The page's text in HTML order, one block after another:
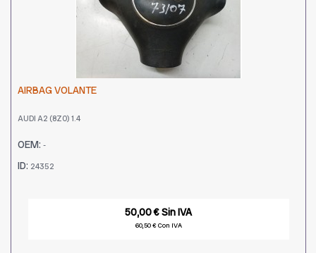
AIRBAG VOLANTE
AUDI A2 (8Z0) 1.4
OEM: -
ID: 24352
50,00 € Sin IVA
60,50 € Con IVA